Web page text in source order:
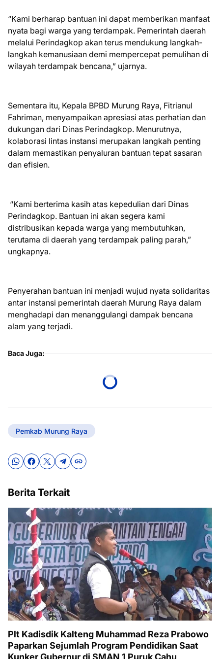
“Kami berharap bantuan ini dapat memberikan manfaat
nyata bagi warga yang terdampak. Pemerintah daerah
melalui Perindagkop akan terus mendukung langkah-
langkah kemanusiaan demi mempercepat pemulihan di
wilayah terdampak bencana,” ujarnya.
Sementara itu, Kepala BPBD Murung Raya, Fitrianul
Fahriman, menyampaikan apresiasi atas perhatian dan
dukungan dari Dinas Perindagkop. Menurutnya,
kolaborasi lintas instansi merupakan langkah penting
dalam memastikan penyaluran bantuan tepat sasaran
dan efisien.
“Kami berterima kasih atas kepedulian dari Dinas
Perindagkop. Bantuan ini akan segera kami
distribusikan kepada warga yang membutuhkan,
terutama di daerah yang terdampak paling parah,”
ungkapnya.
Penyerahan bantuan ini menjadi wujud nyata solidaritas
antar instansi pemerintah daerah Murung Raya dalam
menghadapi dan menanggulangi dampak bencana
alam yang terjadi.
Baca Juga:
Pemkab Murung Raya
Berita Terkait
Plt Kadisdik Kalteng Muhammad Reza Prabowo
Paparkan Sejumlah Program Pendidikan Saat
Kunker Gubernur di SMAN 1 Puruk Cahu